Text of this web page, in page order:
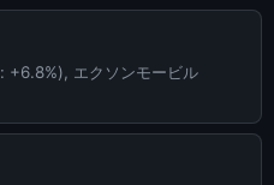
+6.8%), エクソンモービル